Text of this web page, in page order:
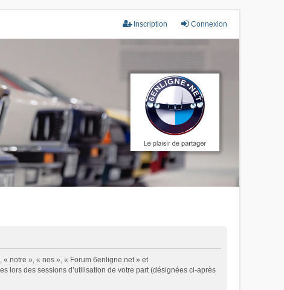
Connexion
Inscription
notre », « nos », « Forum 6enligne.net » et
lors des sessions d’utilisation de votre part (désignées ci-après